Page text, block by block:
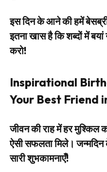
इस दिन के आने की हमें
इतना खास है कि शब्दों में
करो!
Inspirational
Your Best Friend
जीवन की राह में हर मुश्किल
ऐसी सफलता मिले।
सारी शुभकामनाएँ!